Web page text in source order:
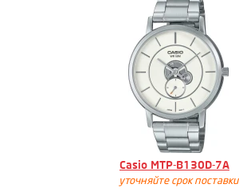
Casio MTP-B130D-7A
уточняйте срок поставки